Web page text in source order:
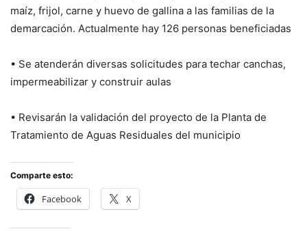
maíz, frijol, carne y huevo de gallina a las familias de la
demarcación. Actualmente hay 126 personas beneficiadas
• Se atenderán diversas solicitudes para techar canchas,
impermeabilizar y construir aulas
• Revisarán la validación del proyecto de la Planta de
Tratamiento de Aguas Residuales del municipio
Comparte esto:
Facebook X